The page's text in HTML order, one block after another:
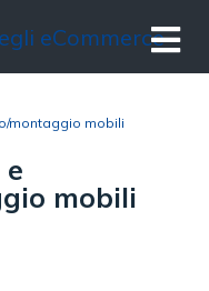
montaggio mobili
mobili